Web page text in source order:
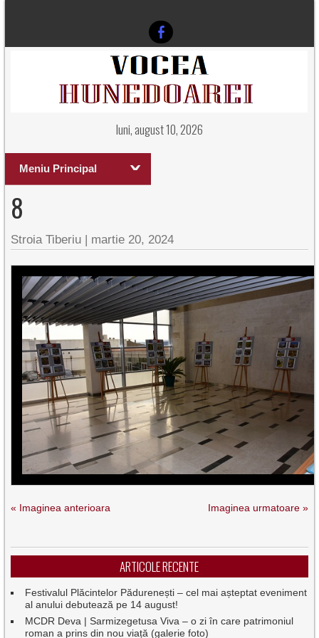
luni, august 10, 2026
Meniu Principal
8
Stroia Tiberiu | martie 20, 2024
« Imaginea anterioara Imaginea urmatoare »
ARTICOLE RECENTE
Festivalul Plăcintelor Pădurenești – cel mai așteptat eveniment
al anului debutează pe 14 august!
MCDR Deva | Sarmizegetusa Viva – o zi în care patrimoniul
roman a prins din nou viață (galerie foto)